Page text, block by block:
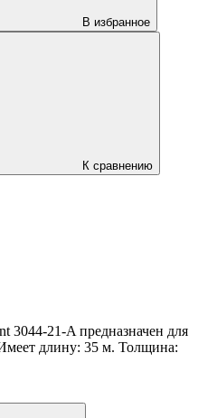
В избранное
К сравнению
3044-21-A предназначен для
длину: 35 м. Толщина: